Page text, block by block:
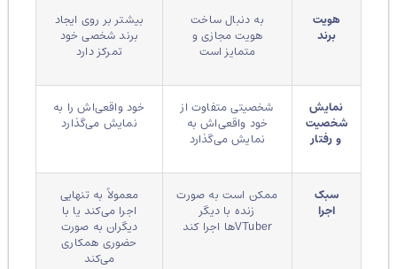
هویت
به دنبال ساخت
هویت مجازی و
متمایز است
بیشتر بر روی ایجاد
برند شخصی خود
تمرکز دارد
نمایش
شخصیت
و رفتار
شخصیتی متفاوت از
خود واقعی‌اش به
نمایش می‌گذارد
خود واقعی‌اش را به
نمایش می‌گذارد
ممکن است به صورت
زنده با دیگر
VTuberها اجرا کند
معمولاً به تنهایی
اجرا می‌کند یا با
دیگران به صورت
حضوری همکاری
می‌کند